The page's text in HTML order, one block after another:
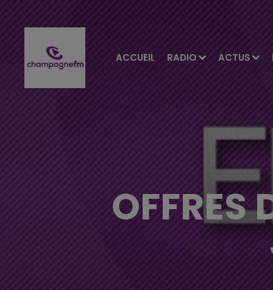
ACCUEIL RADIO ACTUS
OFFRES